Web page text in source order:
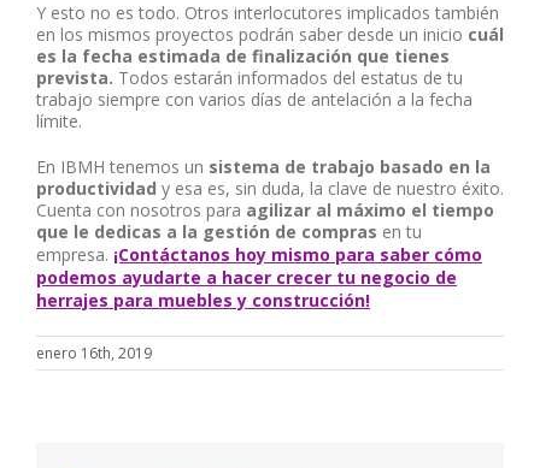
Y esto no es todo. Otros interlocutores implicados también
en los mismos proyectos podrán saber desde un inicio cuál
es la fecha estimada de finalización que tienes
prevista. Todos estarán informados del estatus de tu
trabajo siempre con varios días de antelación a la fecha
límite.
En IBMH tenemos un sistema de trabajo basado en la
productividad y esa es, sin duda, la clave de nuestro éxito.
Cuenta con nosotros para agilizar al máximo el tiempo
que le dedicas a la gestión de compras en tu
empresa. ¡Contáctanos hoy mismo para saber cómo
podemos ayudarte a hacer crecer tu negocio de
herrajes para muebles y construcción!
enero 16th, 2019